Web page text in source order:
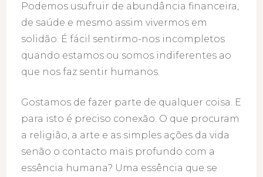
Podemos usufruir de abundância financeira,
de saúde e mesmo assim vivermos em
solidão. É fácil sentirmo-nos incompletos
quando estamos ou somos indiferentes ao
que nos faz sentir humanos.
Gostamos de fazer parte de qualquer coisa. E
para isto é preciso conexão. O que procuram
a religião, a arte e as simples ações da vida
senão o contacto mais profundo com a
essência humana? Uma essência que se